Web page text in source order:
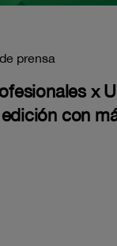
prensa
x
con